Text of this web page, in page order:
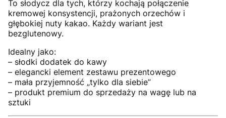
To słodycz dla tych, którzy kochają połączenie
kremowej konsystencji, prażonych orzechów i
głębokiej nuty kakao. Każdy wariant jest
bezglutenowy.
Idealny jako:
– słodki dodatek do kawy
– elegancki element zestawu prezentowego
– mała przyjemność „tylko dla siebie”
– produkt premium do sprzedaży na wagę lub na
sztuki